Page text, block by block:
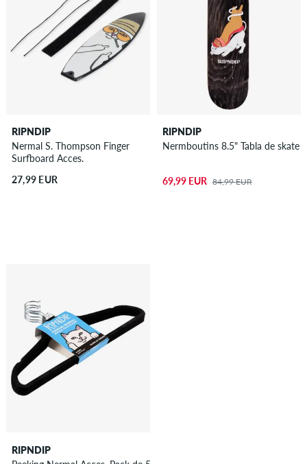
RIPNDIP
Nermal S. Thompson Finger
Surfboard Acces.
27,99 EUR
RIPNDIP
Nermboutins 8.5" Tabla de skate
69,99 EUR 84,99 EUR
RIPNDIP